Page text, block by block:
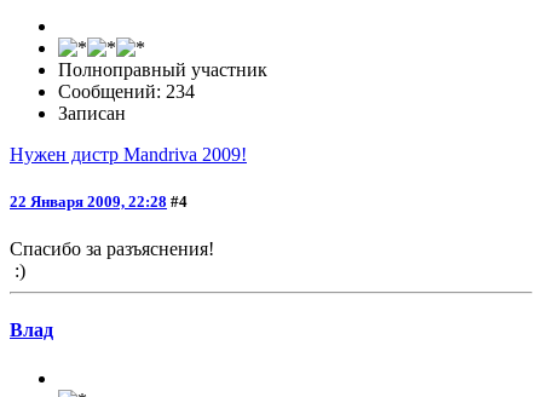
Полноправный участник
Сообщений: 234
Записан
Нужен дистр Mandriva 2009!
22 Января 2009, 22:28 #4
Спасибо за разъяснения!
:)
Влад